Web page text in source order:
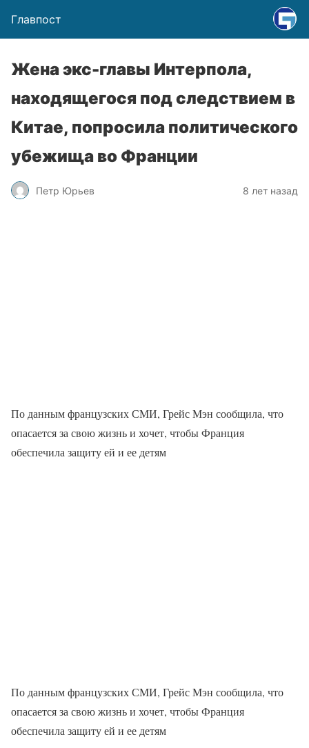
Главпост
Жена экс-главы Интерпола,
находящегося под следствием в
Китае, попросила политического
убежища во Франции
Петр Юрьев 8 лет назад
По данным французских СМИ, Грейс Мэн сообщила, что
опасается за свою жизнь и хочет, чтобы Франция
обеспечила защиту ей и ее детям
По данным французских СМИ, Грейс Мэн сообщила, что
опасается за свою жизнь и хочет, чтобы Франция
обеспечила защиту ей и ее детям